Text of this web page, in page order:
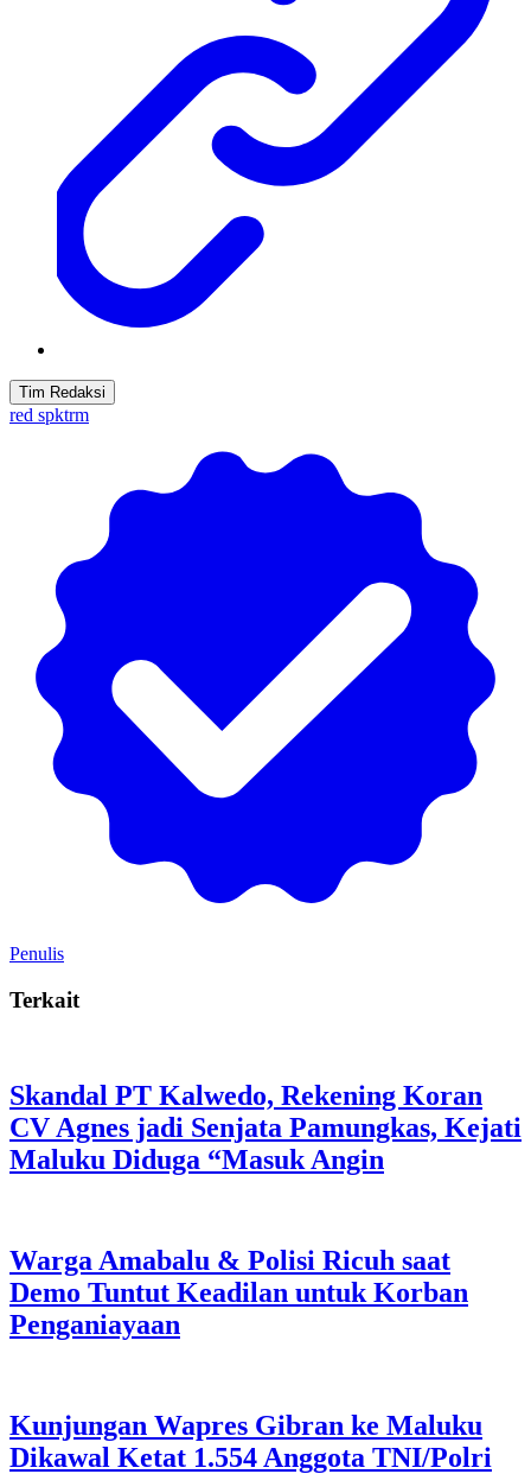
Tim Redaksi
red spktrm
Penulis
Terkait
Skandal PT Kalwedo, Rekening Koran
CV Agnes jadi Senjata Pamungkas, Kejati
Maluku Diduga “Masuk Angin
Warga Amabalu & Polisi Ricuh saat
Demo Tuntut Keadilan untuk Korban
Penganiayaan
Kunjungan Wapres Gibran ke Maluku
Dikawal Ketat 1.554 Anggota TNI/Polri